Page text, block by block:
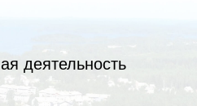
деятельность